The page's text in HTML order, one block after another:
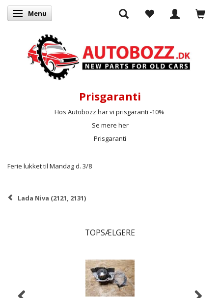
Skifte navigation
Menu
Prisgaranti
Hos Autobozz har vi prisgaranti -10%
Se mere her
Prisgaranti
Ferie lukket til Mandag d. 3/8
Lada Niva (2121, 2131)
TOPSÆLGERE